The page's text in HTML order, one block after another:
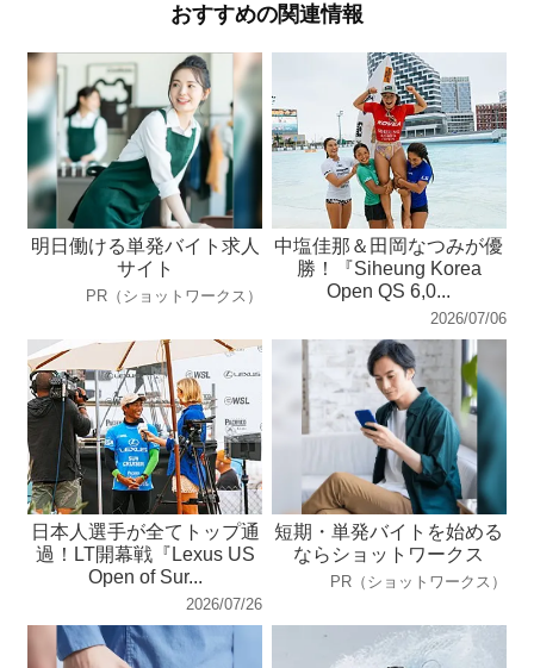
おすすめの関連情報
明日働ける単発バイト求人
サイト
PR（ショットワークス）
中塩佳那＆田岡なつみが優
勝！『Siheung Korea
Open QS 6,0...
2026/07/06
日本人選手が全てトップ通
過！LT開幕戦『Lexus US
Open of Sur...
2026/07/26
短期・単発バイトを始める
ならショットワークス
PR（ショットワークス）